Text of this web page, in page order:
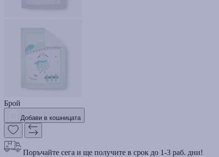
Брой
Добави в кошницата
Поръчайте сега и ще получите в срок до 1-3 раб. дни!